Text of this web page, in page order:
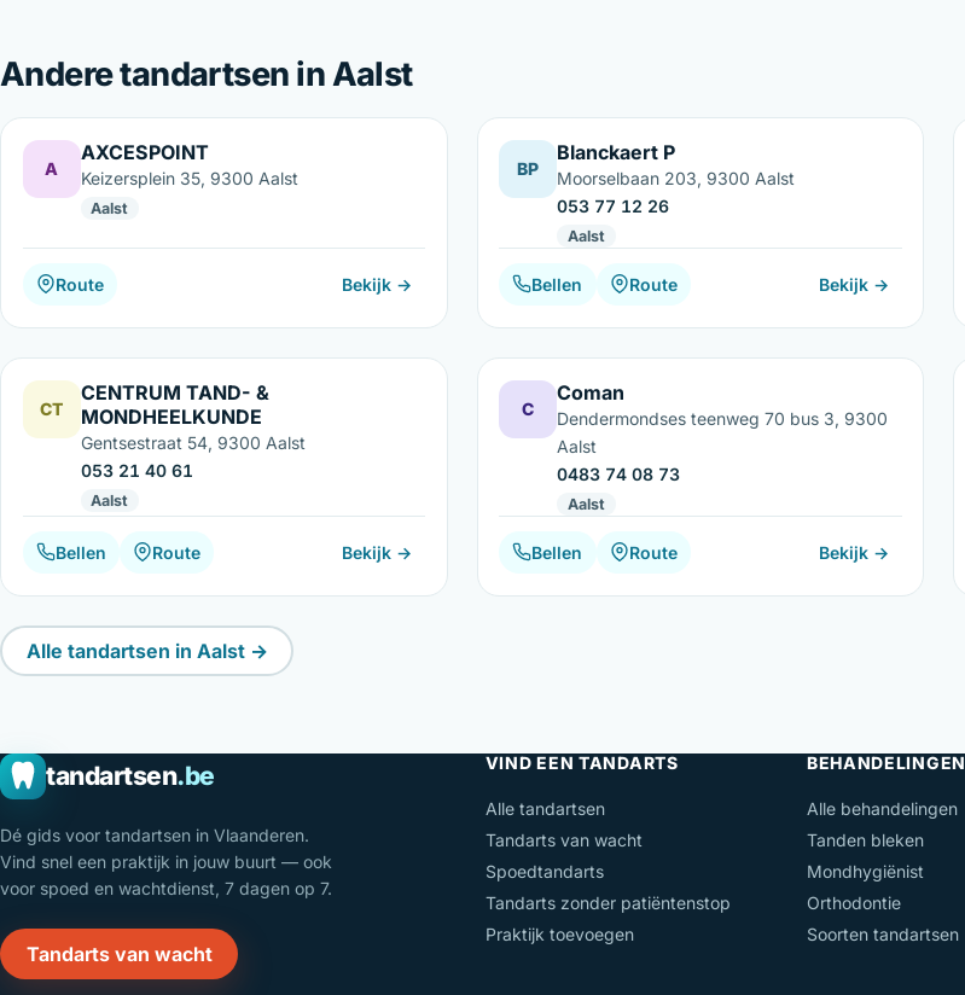
Andere tandartsen in Aalst
A
AXCESPOINT
Keizersplein 35, 9300 Aalst
Aalst
Route Bekijk →
BP
Blanckaert P
Moorselbaan 203, 9300 Aalst
053 77 12 26
Aalst
Bellen Route Bekijk →
CT
CENTRUM TAND- &
MONDHEELKUNDE
Gentsestraat 54, 9300 Aalst
053 21 40 61
Aalst
Bellen Route Bekijk →
C
Coman
Dendermondses teenweg 70 bus 3, 9300
Aalst
0483 74 08 73
Aalst
Bellen Route Bekijk →
Alle tandartsen in Aalst →
tandartsen.be
Dé gids voor tandartsen in Vlaanderen.
Vind snel een praktijk in jouw buurt — ook
voor spoed en wachtdienst, 7 dagen op 7.
Tandarts van wacht
VIND EEN TANDARTS
Alle tandartsen
Tandarts van wacht
Spoedtandarts
Tandarts zonder patiëntenstop
Praktijk toevoegen
BEHANDELINGEN
Alle behandelingen
Tanden bleken
Mondhygiënist
Orthodontie
Soorten tandartsen